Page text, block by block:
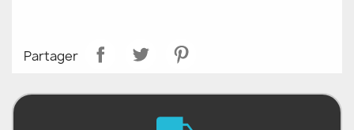
Partager